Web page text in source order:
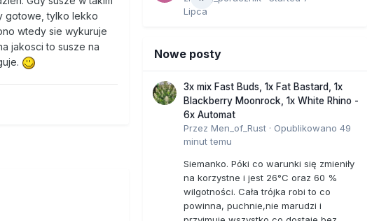
gotowe, tylko lekko
wtedy sie wykuruje
jakosci to susze na
Lipca
Nowe posty
3x mix Fast Buds, 1x Fat Bastard, 1x
Blackberry Moonrock, 1x White Rhino -
6x Automat
Przez Men_of_Rust · Opublikowano 49
minut temu
Siemanko. Póki co warunki się zmieniły
na korzystne i jest 26°C oraz 60 %
wilgotności. Cała trójka robi to co
powinna, puchnie,nie marudzi i